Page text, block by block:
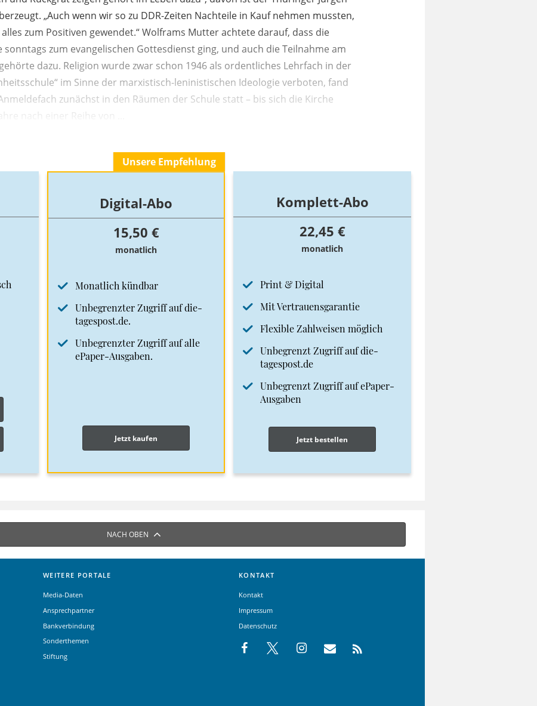
„Auch wenn wir so zu DDR-Zeiten Nachteile in Kauf nehmen mussten,
zum Positiven gewendet.“ Wolframs Mutter achtete darauf, dass die
sonntags zum evangelischen Gottesdienst ging, und auch die Teilnahme am
dazu. Religion wurde zwar schon 1946 als ordentliches Lehrfach in der
im Sinne der marxistisch-leninistischen Ideologie verboten, fand
zunächst in den Räumen der Schule statt – bis sich die Kirche
nach einer Reihe von ...
Unsere Empfehlung
Digital-Abo
15,50 €
monatlich
Monatlich kündbar
Unbegrenzter Zugriff auf die-
tagespost.de.
Unbegrenzter Zugriff auf alle
ePaper-Ausgaben.
Jetzt kaufen
Komplett-Abo
22,45 €
monatlich
Print & Digital
Mit Vertrauensgarantie
Flexible Zahlweisen möglich
Unbegrenzt Zugriff auf die-
tagespost.de
Unbegrenzt Zugriff auf ePaper-
Ausgaben
Jetzt bestellen
NACH OBEN
WEITERE PORTALE
Media-Daten
Ansprechpartner
Bankverbindung
Sonderthemen
Stiftung
KONTAKT
Kontakt
Impressum
Datenschutz